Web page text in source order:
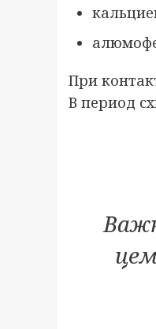
При
В период